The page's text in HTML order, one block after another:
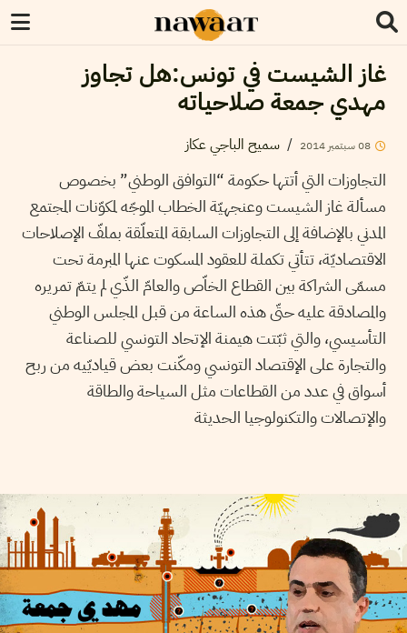
غاز الشيست في تونس:هل تجاوز
مهدي جمعة صلاحياته
08سبتمبر 2014
/ سميح الباجي عكاز
التجاوزات التي أتتها حكومة “التوافق الوطني” بخصوص
مسألة غاز الشيست وعنجهيّة الخطاب الموجّه لمكوّنات المجتمع
المدني بالإضافة إلى التجاوزات السابقة المتعلّقة بملفّ الإصلاحات
الاقتصاديّة، تتأتي تكملة للعقود المسكوت عنها المبرمة تحت
مسمّى الشراكة بين القطاع الخاّص والعامّ الذّي لم يتمّ تمريره
والمصادقة عليه حتّى هذه الساعة من قبل المجلس الوطني
التأسيسي، والتي ثبّتت هيمنة الإتحاد التونسي للصناعة
والتجارة على الإقتصاد التونسي ومكّنت بعض قياديّيه من ربح
أسواق في عدد من القطاعات مثل السياحة والطاقة
والإتصالات والتكنولوجيا الحديثة